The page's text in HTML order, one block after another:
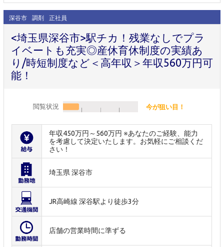
深谷市 調剤 正社員
<埼玉県深谷市>駅チカ！残業なしでプラ
イベートも充実◎産休育休制度の実績あ
り/時短制度など＜高年収＞年収560万円可
能！
閲覧状況 今が狙い目！
年収450万円～560万円 ※あなたのご経験、能力
を考慮して決定いたします。お気軽にご相談くだ
さい！
埼玉県 深谷市
JR高崎線 深谷駅より徒歩3分
店舗の営業時間に準ずる